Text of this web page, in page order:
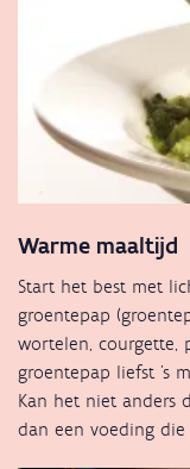
Warme maaltijd
Start het best met
groentepap
wortelen, courgette,
groentepap liefst ’s
Kan het niet anders
dan een voeding